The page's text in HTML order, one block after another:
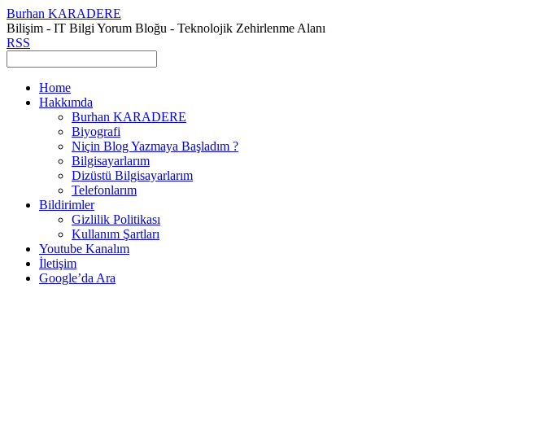
Burhan KARADERE
Bilişim - IT Bilgi Yorum Bloğu - Teknolojik Zehirlenme Alanı
RSS
Home
Hakkımda
Burhan KARADERE
Biyografi
Niçin Blog Yazmaya Başladım ?
Bilgisayarlarım
Dizüstü Bilgisayarlarım
Telefonlarım
Bildirimler
Gizlilik Politikası
Kullanım Şartları
Youtube Kanalım
İletişim
Google’da Ara